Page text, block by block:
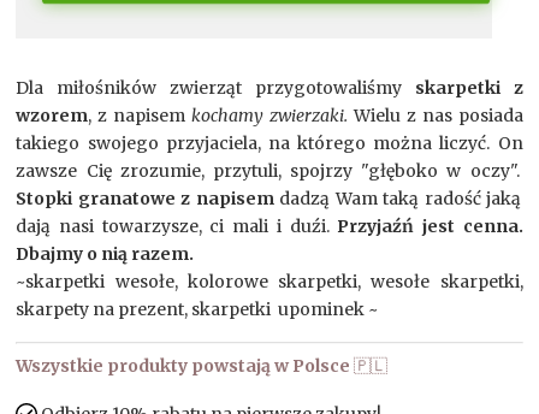
Dla miłośników zwierząt przygotowaliśmy skarpetki z
wzorem, z napisemkochamy zwierzaki. Wielu z nas posiada
takiego swojego przyjaciela, na którego można liczyć. On
zawsze Cię zrozumie, przytuli, spojrzy "głęboko w oczy".
Stopki granatowe z napisemdadzą Wam taką radość jaką
dają nasi towarzysze, ci mali i duźi. Przyjaźń jest cenna.
Dbajmy o nią razem.
~skarpetki wesołe, kolorowe skarpetki, wesołe skarpetki,
skarpety na prezent, skarpetki upominek ~
Wszystkie produkty powstają w Polsce 🇵🇱